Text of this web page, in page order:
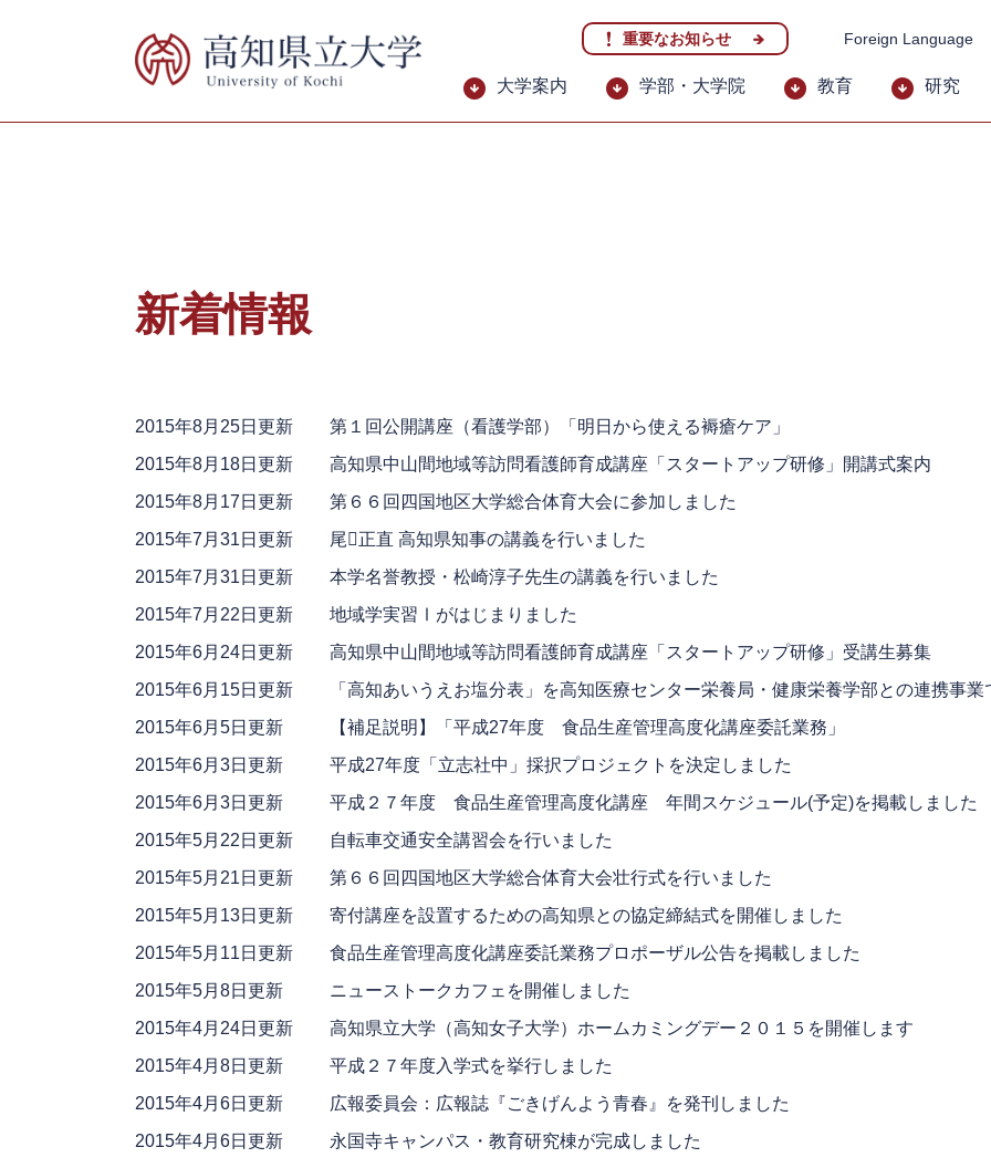
先
を
重要なお知らせ Foreign Language
大学案内 学部・大学院 教育 研究
新着情報
2015年8月25日更新
第１回公開講座（看護学部）「明日から使える褥瘡ケア」
2015年8月18日更新
高知県中山間地域等訪問看護師育成講座「スタートアップ研修」開講式案内
2015年8月17日更新
第６６回四国地区大学総合体育大会に参加しました
2015年7月31日更新
尾正直 高知県知事の講義を行いました
2015年7月31日更新
本学名誉教授・松崎淳子先生の講義を行いました
2015年7月22日更新
地域学実習Ⅰがはじまりました
2015年6月24日更新
高知県中山間地域等訪問看護師育成講座「スタートアップ研修」受講生募集
2015年6月15日更新
「高知あいうえお塩分表」を高知医療センター栄養局・健康栄養学部との連携事業
2015年6月5日更新
【補足説明】「平成27年度 食品生産管理高度化講座委託業務」
2015年6月3日更新
平成27年度「立志社中」採択プロジェクトを決定しました
2015年6月3日更新
平成２７年度 食品生産管理高度化講座 年間スケジュール(予定)を掲載しました
2015年5月22日更新
自転車交通安全講習会を行いました
2015年5月21日更新
第６６回四国地区大学総合体育大会壮行式を行いました
2015年5月13日更新
寄付講座を設置するための高知県との協定締結式を開催しました
2015年5月11日更新
食品生産管理高度化講座委託業務プロポーザル公告を掲載しました
2015年5月8日更新
ニューストークカフェを開催しました
2015年4月24日更新
高知県立大学（高知女子大学）ホームカミングデー２０１５を開催します
2015年4月8日更新
平成２７年度入学式を挙行しました
2015年4月6日更新
広報委員会：広報誌『ごきげんよう青春』を発刊しました
2015年4月6日更新
永国寺キャンパス・教育研究棟が完成しました